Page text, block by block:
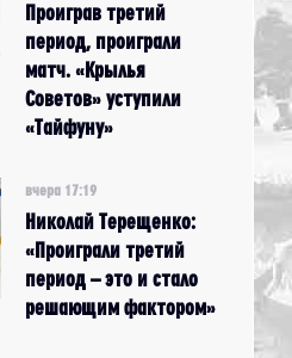
Проиграв третий
период, проиграли
матч. «Крылья
Советов» уступили
«Тайфуну»
вчера 17:19
Николай Терещенко:
«Проиграли третий
период – это и стало
решающим фактором»